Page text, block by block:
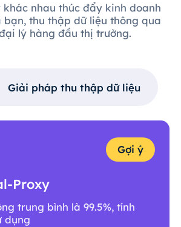
nhau thúc đẩy kinh doanh
bạn, thu thập dữ liệu thông qua
lý hàng đầu thị trường.
Giải pháp thu thập dữ liệu
Gợi ý
Proxy
trung bình là 99.5%, tính
dụng